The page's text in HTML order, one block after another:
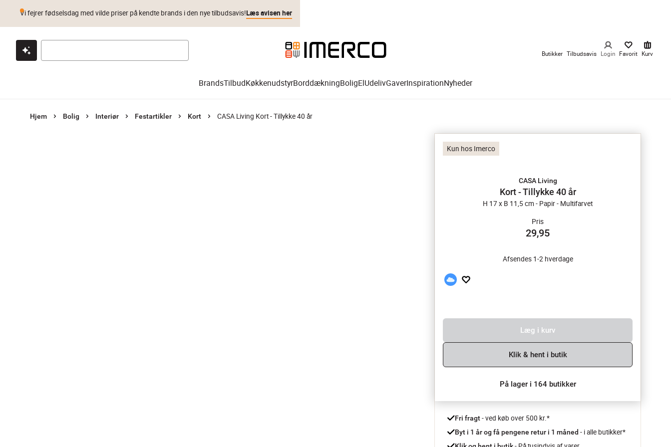
Klik & hent Byt i 1 år Prismatch
Vi fejrer fødselsdag med vilde priser på kendte brands i den nye tilbudsavis!Læs avisen her
Butikker Tilbudsavis Login Favorit Kurv
BrandsTilbudKøkkenudstyrBorddækningBoligElUdelivGaverInspirationNyheder
Hjem Bolig Interiør Festartikler Kort CASA Living Kort - Tillykke 40 år
Kun hos Imerco
CASA Living
Kort - Tillykke 40 år
H 17 x B 11,5 cm - Papir - Multifarvet
Pris
29,95
Afsendes 1-2 hverdage
Læg i kurv
Klik & hent i butik
På lager i 164 butikker
Fri fragt - ved køb over 500 kr.*
Byt i 1 år og få pengene retur i 1 måned - i alle butikker*